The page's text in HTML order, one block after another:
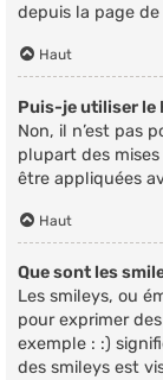
depuis la page
Haut
Puis-je utiliser le
Non, il n’est pas
plupart des
être appliquées
Haut
Que sont les
Les smileys, ou
pour exprimer
exemple : :)
des smileys est